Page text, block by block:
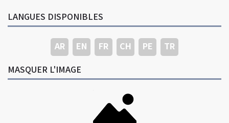
LANGUES DISPONIBLES
AR EN FR CH PE
TR
MASQUER L'IMAGE